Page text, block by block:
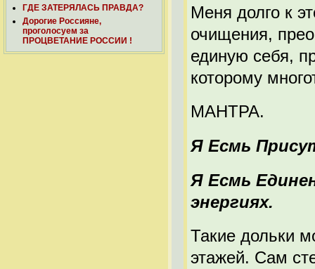
ГДЕ ЗАТЕРЯЛАСЬ ПРАВДА?
Дорогие Россияне,
проголосуем за
ПРОЦВЕТАНИЕ РОССИИ !
Меня долго к
очищения,
единую себя,
которому
МАНТРА.
Я Есмь
Я Есмь
энергиях.
Такие дольки
этажей. Сам